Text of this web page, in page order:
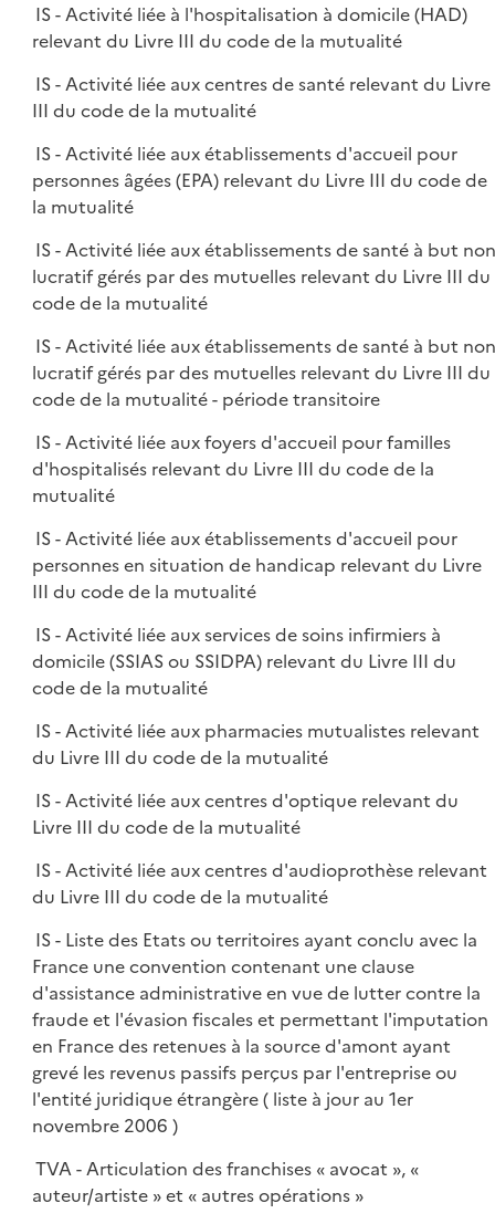
IS - Activité liée à l'hospitalisation à domicile (HAD)
relevant du Livre III du code de la mutualité
IS - Activité liée aux centres de santé relevant du Livre
III du code de la mutualité
IS - Activité liée aux établissements d'accueil pour
personnes âgées (EPA) relevant du Livre III du code de
la mutualité
IS - Activité liée aux établissements de santé à but
lucratif gérés par des mutuelles relevant du Livre III du
code de la mutualité
IS - Activité liée aux établissements de santé à but
lucratif gérés par des mutuelles relevant du Livre III du
code de la mutualité - période transitoire
IS - Activité liée aux foyers d'accueil pour familles
d'hospitalisés relevant du Livre III du code de la
mutualité
IS - Activité liée aux établissements d'accueil pour
personnes en situation de handicap relevant du Livre
III du code de la mutualité
IS - Activité liée aux services de soins infirmiers à
domicile (SSIAS ou SSIDPA) relevant du Livre III du
code de la mutualité
IS - Activité liée aux pharmacies mutualistes relevant
du Livre III du code de la mutualité
IS - Activité liée aux centres d'optique relevant du
Livre III du code de la mutualité
IS - Activité liée aux centres d'audioprothèse relevant
du Livre III du code de la mutualité
IS - Liste des Etats ou territoires ayant conclu avec la
France une convention contenant une clause
d'assistance administrative en vue de lutter contre la
fraude et l'évasion fiscales et permettant l'imputation
en France des retenues à la source d'amont ayant
grevé les revenus passifs perçus par l'entreprise ou
l'entité juridique étrangère ( liste à jour au 1er
novembre 2006 )
TVA - Articulation des franchises « avocat », «
auteur/artiste » et « autres opérations »